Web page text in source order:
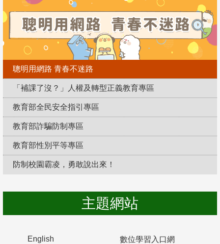
聰明用網路 青春不迷路
「補課了沒？」人權及轉型正義教育專區
教育部全民安全指引專區
教育部詐騙防制專區
教育部性別平等專區
防制校園霸凌，勇敢說出來！
主題網站
English 數位學習入口網